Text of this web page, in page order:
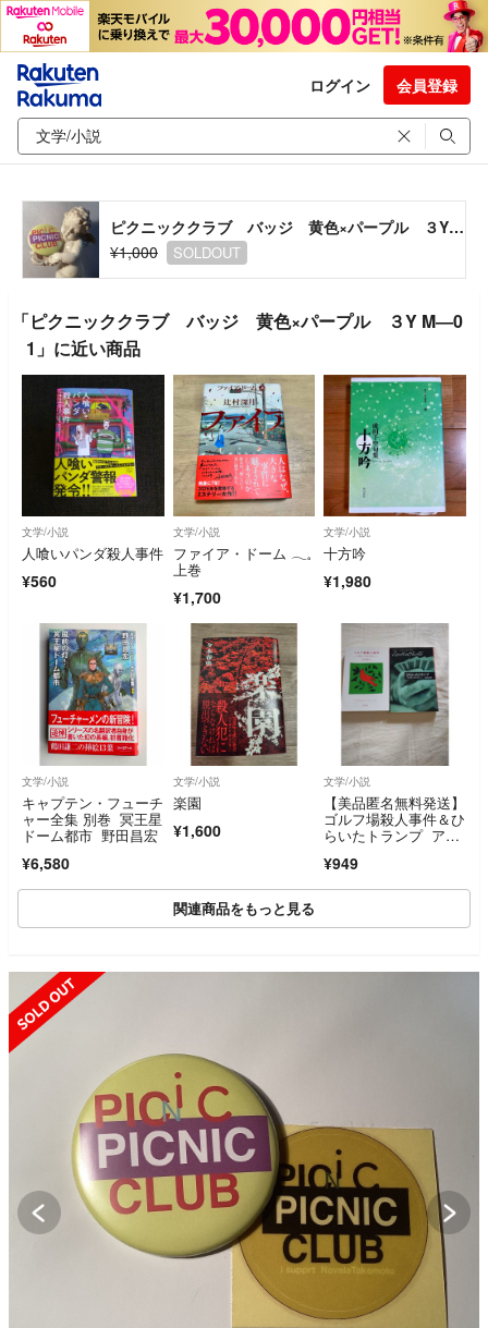
ログイン 会員登録
ピクニッククラブ バッジ 黄色×パープル ３Y M―01
¥1,000
SOLDOUT
「ピクニッククラブ バッジ 黄色×パープル ３Y M―0
1」に近い商品
文学/小説
人喰いパンダ殺人事件
¥560
文学/小説
ファイア・ドーム ‎𓂃𓈒
上巻
¥1,700
文学/小説
十方吟
¥1,980
文学/小説
キャプテン・フューチ
ャー全集 別巻 冥王星
ドーム都市 野田昌宏
¥6,580
文学/小説
楽園
¥1,600
文学/小説
【美品匿名無料発送】
ゴルフ場殺人事件＆ひ
らいたトランプ アガ
¥949
関連商品をもっと見る